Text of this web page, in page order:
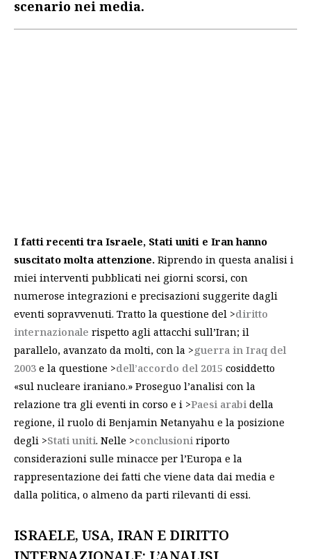
scenario nei media.
I fatti recenti tra Israele, Stati uniti e Iran hanno
suscitato molta attenzione. Riprendo in questa analisi i
miei interventi pubblicati nei giorni scorsi, con
numerose integrazioni e precisazioni suggerite dagli
eventi sopravvenuti. Tratto la questione del >diritto
internazionale rispetto agli attacchi sull’Iran; il
parallelo, avanzato da molti, con la >guerra in Iraq del
2003 e la questione >dell’accordo del 2015 cosiddetto
«sul nucleare iraniano.» Proseguo l’analisi con la
relazione tra gli eventi in corso e i >Paesi arabi della
regione, il ruolo di Benjamin Netanyahu e la posizione
degli >Stati uniti. Nelle >conclusioni riporto
considerazioni sulle minacce per l’Europa e la
rappresentazione dei fatti che viene data dai media e
dalla politica, o almeno da parti rilevanti di essi.
ISRAELE, USA, IRAN E DIRITTO